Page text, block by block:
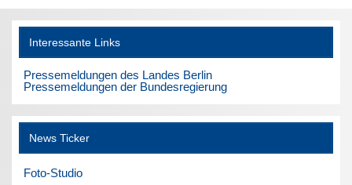
Interessante Links
Pressemeldungen des Landes Berlin
Pressemeldungen der Bundesregierung
News Ticker
Foto-Studio